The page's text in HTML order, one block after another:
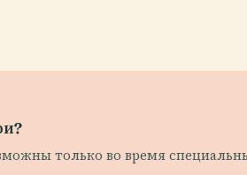
только во время